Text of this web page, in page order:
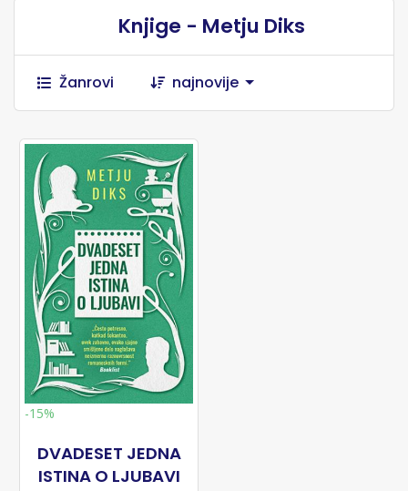
Knjige - Metju Diks
Žanrovi najnovije
-15%
DVADESET JEDNA
ISTINA O LJUBAVI